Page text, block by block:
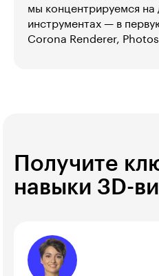
мы концентрируемся на
инструментах — в
Corona Renderer,
Получите
навыки 3D-